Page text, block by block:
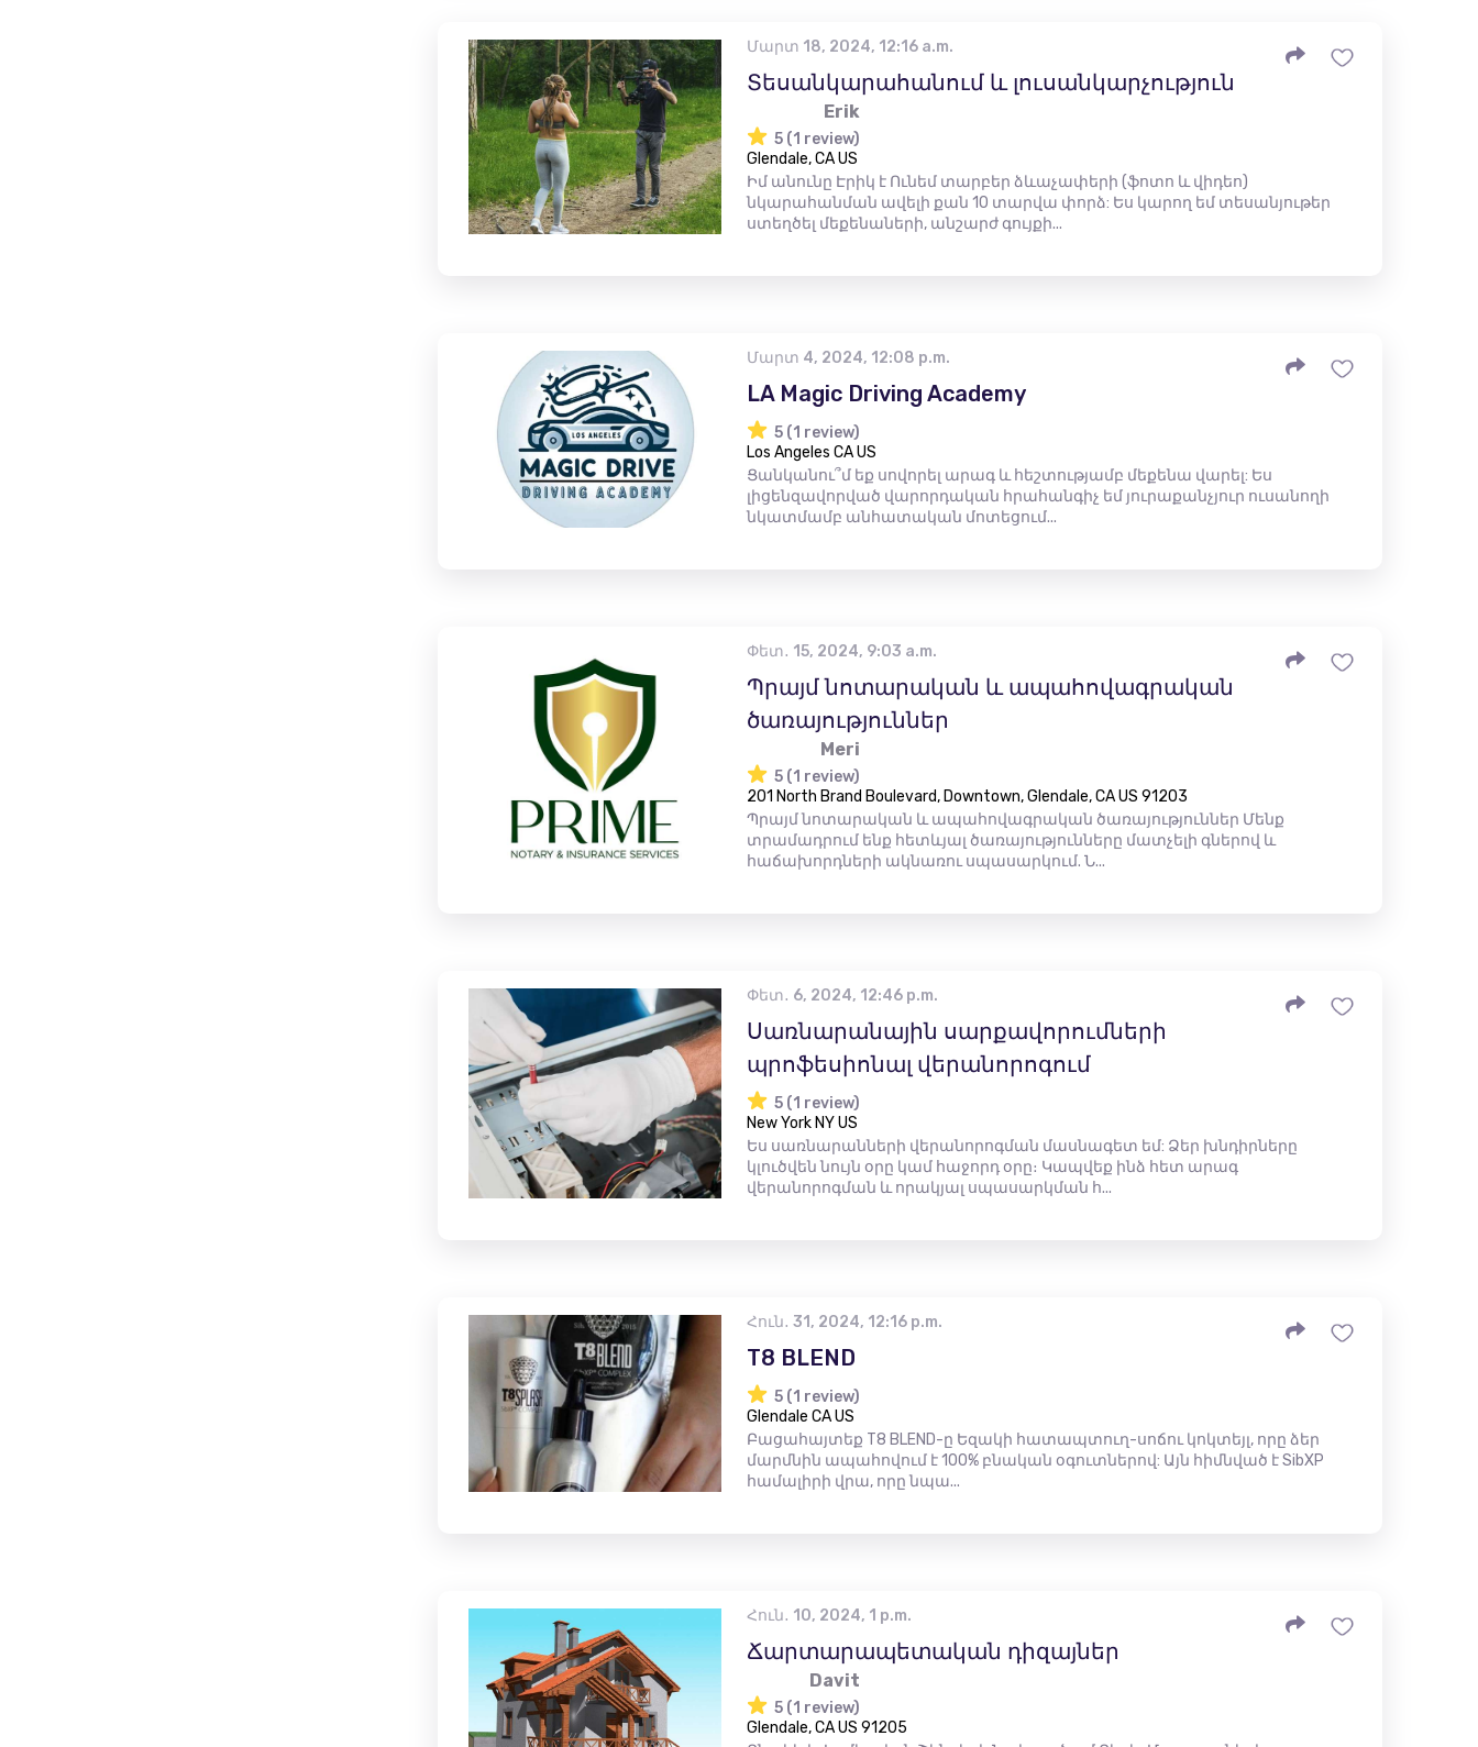
Մարտ 18, 2024, 12:16 a.m.
Տեսանկարահանում և լուսանկարչություն
Erik
5 (1 review)
Glendale, CA US
Իմ անունը Էրիկ է Ունեմ տարբեր ձևաչափերի (ֆոտո և վիդեո)
նկարահանման ավելի քան 10 տարվա փորձ: Ես կարող եմ տեսանյութեր
ստեղծել մեքենաների, անշարժ գույքի...
Մարտ 4, 2024, 12:08 p.m.
LA Magic Driving Academy
5 (1 review)
Los Angeles CA US
Ցանկանու՞մ եք սովորել արագ և հեշտությամբ մեքենա վարել: Ես
լիցենզավորված վարորդական հրահանգիչ եմ յուրաքանչյուր ուսանողի
նկատմամբ անհատական ​​մոտեցում...
Փետ․ 15, 2024, 9:03 a.m.
Պրայմ նոտարական և ապահովագրական
ծառայություններ
Meri
5 (1 review)
201 North Brand Boulevard, Downtown, Glendale, CA US 91203
Պրայմ նոտարական և ապահովագրական ծառայություններ Մենք
տրամադրում ենք հետևյալ ծառայությունները մատչելի գներով և
հաճախորդների ակնառու սպասարկում. Ն...
Փետ․ 6, 2024, 12:46 p.m.
Սառնարանային սարքավորումների
պրոֆեսիոնալ վերանորոգում
5 (1 review)
New York NY US
Ես սառնարանների վերանորոգման մասնագետ եմ: Ձեր խնդիրները
կլուծվեն նույն օրը կամ հաջորդ օրը։ Կապվեք ինձ հետ արագ
վերանորոգման և որակյալ սպասարկման հ...
Հուն․ 31, 2024, 12:16 p.m.
T8 BLEND
5 (1 review)
Glendale CA US
Բացահայտեք T8 BLEND-ը Եզակի հատապտուղ-սոճու կոկտեյլ, որը ձեր
մարմնին ապահովում է 100% բնական օգուտներով: Այն հիմնված է SibXP
համալիրի վրա, որը նպա...
Հուն․ 10, 2024, 1 p.m.
Ճարտարապետական ​​դիզայներ
Davit
5 (1 review)
Glendale, CA US 91205